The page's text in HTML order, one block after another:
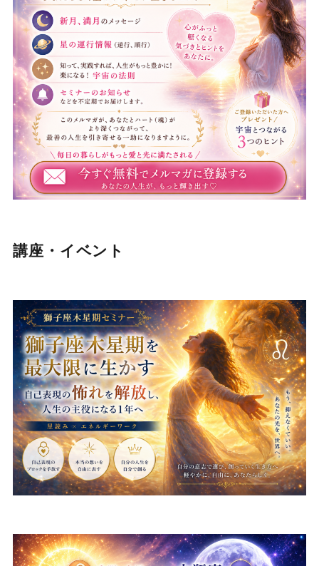
講座・イベント